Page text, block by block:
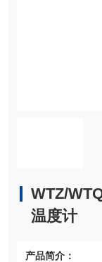
WTZ/
温度计
产品简介：